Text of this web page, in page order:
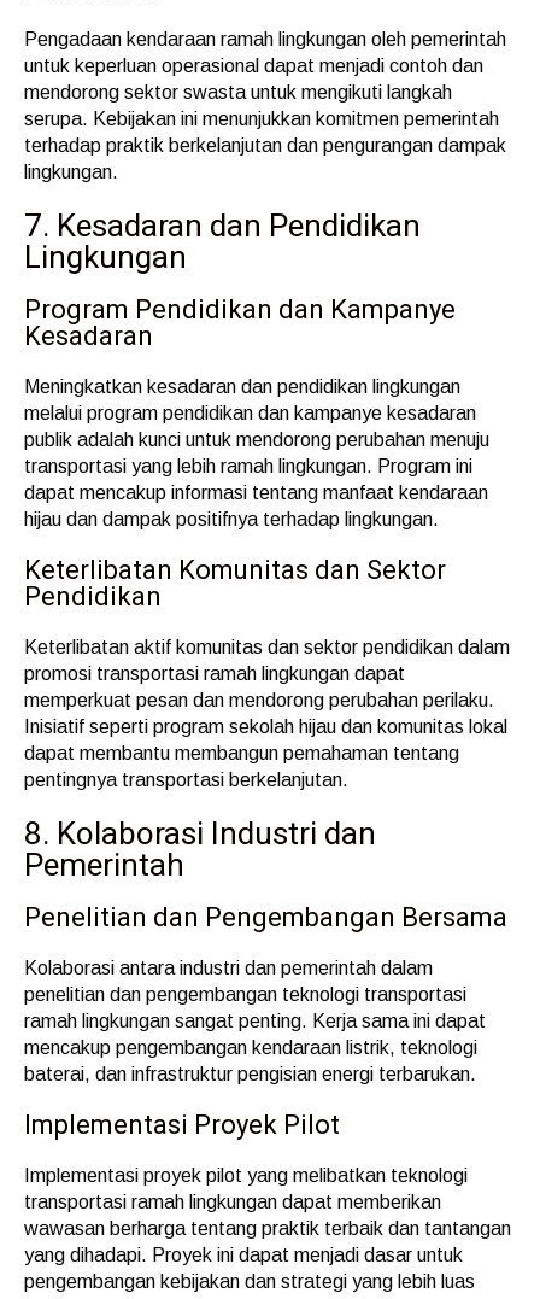
Pengadaan kendaraan ramah lingkungan oleh pemerintah
untuk keperluan operasional dapat menjadi contoh dan
mendorong sektor swasta untuk mengikuti langkah
serupa. Kebijakan ini menunjukkan komitmen pemerintah
terhadap praktik berkelanjutan dan pengurangan dampak
lingkungan.
7. Kesadaran dan Pendidikan
Lingkungan
Program Pendidikan dan Kampanye
Kesadaran
Meningkatkan kesadaran dan pendidikan lingkungan
melalui program pendidikan dan kampanye kesadaran
publik adalah kunci untuk mendorong perubahan menuju
transportasi yang lebih ramah lingkungan. Program ini
dapat mencakup informasi tentang manfaat kendaraan
hijau dan dampak positifnya terhadap lingkungan.
Keterlibatan Komunitas dan Sektor
Pendidikan
Keterlibatan aktif komunitas dan sektor pendidikan dalam
promosi transportasi ramah lingkungan dapat
memperkuat pesan dan mendorong perubahan perilaku.
Inisiatif seperti program sekolah hijau dan komunitas lokal
dapat membantu membangun pemahaman tentang
pentingnya transportasi berkelanjutan.
8. Kolaborasi Industri dan
Pemerintah
Penelitian dan Pengembangan Bersama
Kolaborasi antara industri dan pemerintah dalam
penelitian dan pengembangan teknologi transportasi
ramah lingkungan sangat penting. Kerja sama ini dapat
mencakup pengembangan kendaraan listrik, teknologi
baterai, dan infrastruktur pengisian energi terbarukan.
Implementasi Proyek Pilot
Implementasi proyek pilot yang melibatkan teknologi
transportasi ramah lingkungan dapat memberikan
wawasan berharga tentang praktik terbaik dan tantangan
yang dihadapi. Proyek ini dapat menjadi dasar untuk
pengembangan kebijakan dan strategi yang lebih luas